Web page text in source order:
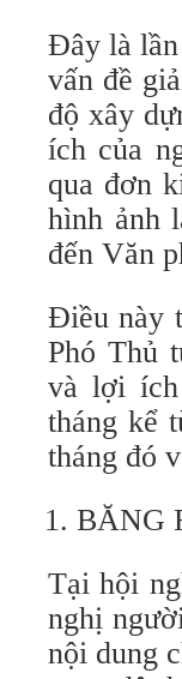
Đây là lần
vấn đề
độ xây
ích của
qua đơn
hình ảnh
đến Văn
Điều này
Phó Thủ
và lợi ích
tháng kể
tháng đó
BĂNG
Tại hội
nghị
nội dung